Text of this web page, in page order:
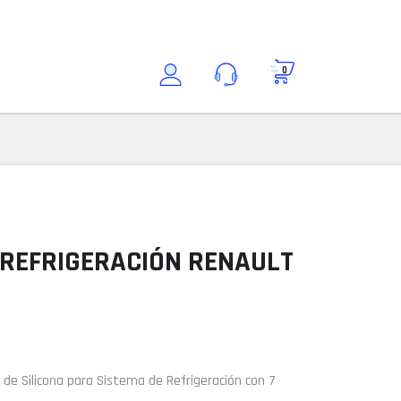
0
RENAULT
Silicona para Sistema de Refrigeración con 7